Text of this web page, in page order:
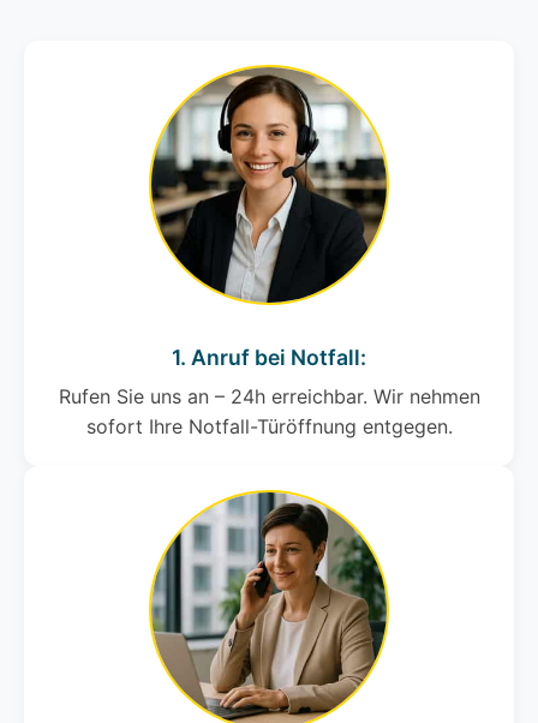
1. Anruf bei Notfall:
Rufen Sie uns an – 24h erreichbar. Wir nehmen
sofort Ihre Notfall-Türöffnung entgegen.